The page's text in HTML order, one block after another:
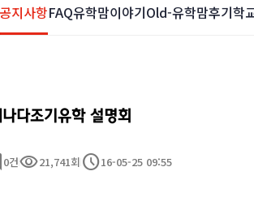
공지사항FAQ유학맘이야기Old-유학맘후기학
다조기유학 설명회
0건visibility21,741회 schedule16-05-25 09:55